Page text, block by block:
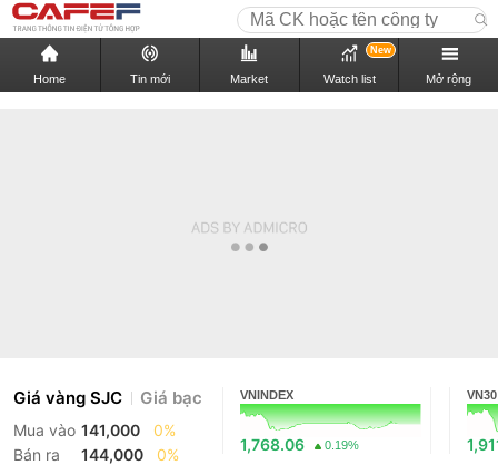
Home Tin mới Market Watch list
New
Mở rộng
Giá vàng SJC Giá bạc
Mua vào 141,000
0%
Bán ra
144,000 0%
VNINDEX
1,768.06 0.19%
VN30